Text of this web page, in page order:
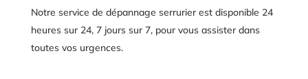
Notre service de dépannage serrurier est disponible 24
heures sur 24, 7 jours sur 7, pour vous assister dans
toutes vos urgences.